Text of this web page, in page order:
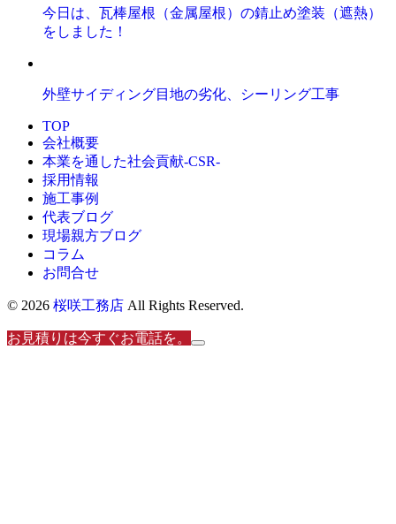
今日は、瓦棒屋根（金属屋根）の錆止め塗装（遮熱）
をしました！
外壁サイディング目地の劣化、シーリング工事
TOP
会社概要
本業を通した社会貢献-CSR-
採用情報
施工事例
代表ブログ
現場親方ブログ
コラム
お問合せ
© 2026 桜咲工務店 All Rights Reserved.
お見積りは今すぐお電話を。